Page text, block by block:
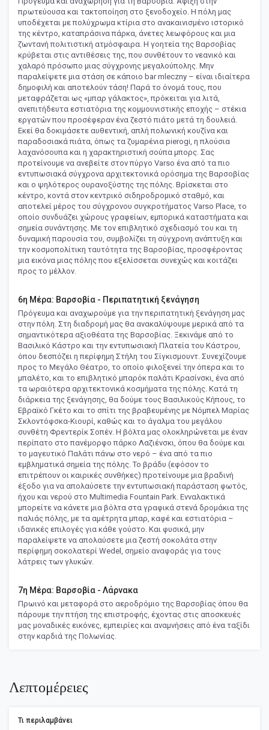
πρωτεύουσα και τακτοποίηση στο ξενοδοχείο. Η πόλη μας
υποδέχεται με πολύχρωμα κτίρια στο ανακαινισμένο ιστορικό
της κέντρο, καταπράσινα πάρκα, άνετες λεωφόρους και μια
ζωντανή πολιτιστική ατμόσφαιρα. Η γοητεία της Βαρσοβίας
κρύβεται στις αντιθέσεις της, που συνθέτουν το νεανικό και
χαλαρό πρόσωπο μιας σύγχρονης μεγαλούπολης. Μην
παραλείψετε μια στάση σε κάποιο bar mleczny – είναι ιδιαίτερα
δημοφιλή και αποτελούν τάση! Παρά το όνομά τους, που
μεταφράζεται ως «μπαρ γάλακτος», πρόκειται για λιτά,
ανεπιτήδευτα εστιατόρια της κομμουνιστικής εποχής – στέκια
εργατών που προσέφεραν ένα ζεστό πιάτο μετά τη δουλειά.
Εκεί θα δοκιμάσετε αυθεντική, απλή πολωνική κουζίνα και
παραδοσιακά πιάτα, όπως τα ζυμαρένια pierogi, η πλούσια
λαχανόσουπα και η χαρακτηριστική σούπα μπορς. Σας
προτείνουμε να ανεβείτε στον πύργο Varso ένα από τα πιο
εντυπωσιακά σύγχρονα αρχιτεκτονικά ορόσημα της Βαρσοβίας
και ο ψηλότερος ουρανοξύστης της πόλης. Βρίσκεται στο
κέντρο, κοντά στον κεντρικό σιδηροδρομικό σταθμό, και
αποτελεί μέρος του σύγχρονου συγκροτήματος Varso Place, το
οποίο συνδυάζει χώρους γραφείων, εμπορικά καταστήματα και
σημεία συνάντησης. Με τον επιβλητικό σχεδιασμό του και τη
δυναμική παρουσία του, συμβολίζει τη σύγχρονη ανάπτυξη και
την κοσμοπολίτικη ταυτότητα της Βαρσοβίας, προσφέροντας
μια εικόνα μιας πόλης που εξελίσσεται συνεχώς και κοιτάζει
προς το μέλλον.
6η Μέρα: Βαρσοβία - Περιπατητική ξενάγηση
Πρόγευμα και αναχωρούμε για την περιπατητική ξενάγηση μας
στην πόλη. Στη διαδρομή μας θα ανακαλύψουμε μερικά από τα
σημαντικότερα αξιοθέατα της Βαρσοβίας. Ξεκινάμε από το
Βασιλικό Κάστρο και την εντυπωσιακή Πλατεία του Κάστρου,
όπου δεσπόζει η περίφημη Στήλη του Σίγκισμουντ. Συνεχίζουμε
προς το Μεγάλο Θέατρο, το οποίο φιλοξενεί την όπερα και το
μπαλέτο, και το επιβλητικό μπαρόκ παλάτι Κρασίνσκι, ένα από
τα ωραιότερα αρχιτεκτονικά κοσμήματα της πόλης. Κατά τη
διάρκεια της ξενάγησης, θα δούμε τους Βασιλικούς Κήπους, το
Εβραϊκό Γκέτο και το σπίτι της βραβευμένης με Νόμπελ Μαρίας
Σκλοντόφσκα-Κιουρί, καθώς και το άγαλμα του μεγάλου
συνθέτη Φρεντερίκ Σοπέν. Η βόλτα μας ολοκληρώνεται με έναν
περίπατο στο πανέμορφο πάρκο Λαζιένσκι, όπου θα δούμε και
το μαγευτικό Παλάτι πάνω στο νερό – ένα από τα πιο
εμβληματικά σημεία της πόλης. Το βράδυ (εφόσον το
επιτρέπουν οι καιρικές συνθήκες) προτείνουμε μια βραδινή
έξοδο για να απολαύσετε την εντυπωσιακή παράσταση φωτός,
ήχου και νερού στο Multimedia Fountain Park. Ενναλακτικά
μπορείτε να κάνετε μια βόλτα στα γραφικά στενά δρομάκια της
παλιάς πόλης, με τα αμέτρητα μπαρ, καφέ και εστιατόρια –
ιδανικές επιλογές για κάθε γούστο. Και φυσικά, μην
παραλείψετε να απολαύσετε μια ζεστή σοκολάτα στην
περίφημη σοκολατερί Wedel, σημείο αναφοράς για τους
λάτρεις των γλυκών.
7η Μέρα: Βαρσοβία - Λάρνακα
Πρωινό και μεταφορά στο αεροδρόμιο της Βαρσοβίας όπου θα
πάρουμε την πτήση της επιστροφής, έχοντας στις αποσκευές
μας μοναδικές εικόνες, εμπειρίες και αναμνήσεις από ένα ταξίδι
στην καρδιά της Πολωνίας.
Λεπτομέρειες
Τι περιλαμβάνει